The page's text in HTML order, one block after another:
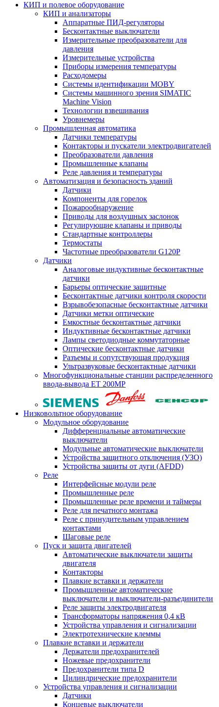
КИП и полевое оборудование
КИП и анализаторы
Аппаратные ПИД-регуляторы
Бесконтактные выключатели
Измерительные преобразователи для
давления
Измерительные устройства
Приборы измерения температуры
Расходомеры
Системы идентификации MOBY
Системы машинного зрения SIMATIC
Machine Vision
Технологии взвешивания
Уровнемеры
Промышленная автоматика
Датчики температуры
Контакторы и пускатели электродвигателей
Преобразователи давления
Промышленные клапаны
Реле давления и температуры
Автоматизация и безопасность зданий
Датчики
Компоненты для горелок
Пожарообнаружение
Приводы для воздушных заслонок
Регулирующие клапаны и приводы
Стандартные контроллеры
Термостаты
Частотные преобразователи G120P
Датчики
Аналоговые индуктивные бесконтактные
датчики
Барьеры оптические защитные
Бесконтактные датчики контроля скорости
Взрывобезопасные бесконтактные датчики
Датчики метки оптические
Емкостные бесконтактные датчики
Индуктивные бесконтактные датчики
Лампы светодиодные коммутаторные
Оптические бесконтактные датчики
Разъемы и сопутствующая продукция
Ультразвуковые бесконтактные датчики
Многофункциональные станции распределенного
ввода-вывода ET 200MP
Низковольтное оборудование
Модульное оборудование
Дифференциальные автоматические
выключатели
Модульные автоматические выключатели
Устройства защитного отключения (УЗО)
Устройства защиты от дуги (AFDD)
Реле
Интерфейсные модули реле
Промышленные реле
Промышленные реле времени и таймеры
Реле для печатного монтажа
Реле с принудительным управлением
контактами
Шаговые реле
Пуск и защита двигателей
Автоматические выключатели защиты
двигателя
Контакторы
Плавкие вставки и держатели
Промышленные автоматические
выключатели и выключатели-разъединители
Реле защиты электродвигателя
Трансформаторы напряжения 0,4 кВ
Устройства управления и сигнализации
Электротехнические клеммы
Плавкие вставки и держатели
Держатели предохранителей
Ножевые предохранители
Предохранители типа D
Цилиндрические предохранители
Устройства управления и сигнализации
Датчики
Концевые выключатели